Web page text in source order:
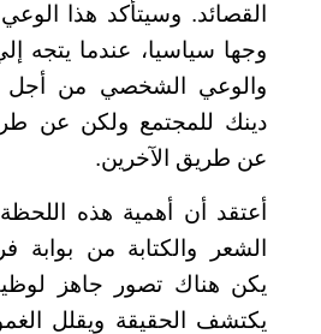
القصائد. وسيتأكد هذا
وجها سياسيا، عندما يتجه
والوعي الشخصي من أجل
دينك للمجتمع ولكن عن
عن طريق الآخرين.
أعتقد أن أهمية هذه اللحظة
الشعر والكتابة من بوابة
يكن هناك تصور جاهز
يكتشف الحقيقة ويقلل